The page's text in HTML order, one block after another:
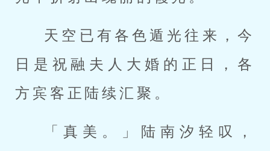
天空已有各色遁光往来，今
日是祝融夫人大婚的正日，各
方宾客正陆续汇聚。
「真美。」陆南汐轻叹，